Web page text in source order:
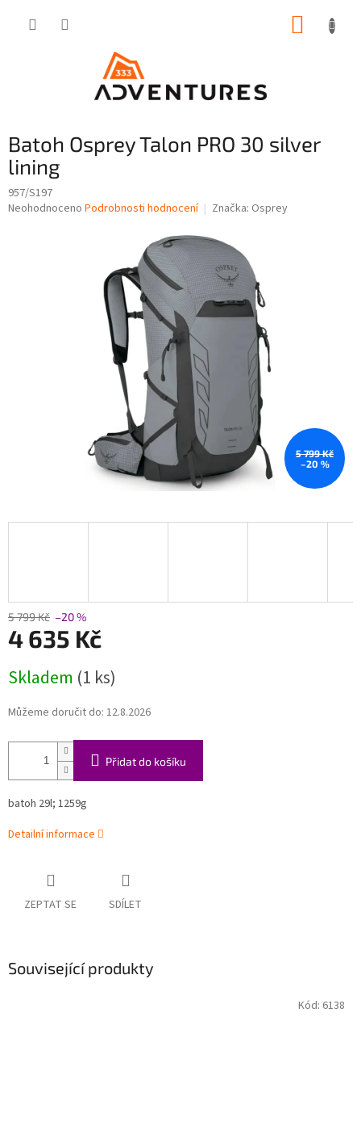
Batoh Osprey Talon PRO 30 silver
lining
957/S197
Průměrné
Neohodnoceno Podrobnosti hodnocení Značka: Osprey
5 799 Kč
–20 %
5 799 Kč –20 %
4 635 Kč
cena:
Skladem (1 ks)
Můžeme doručit do: 12.8.2026
Přidat do košíku
batoh 29l; 1259g
Detailní informace
ZEPTAT SE SDÍLET
Související produkty
Kód: 6138